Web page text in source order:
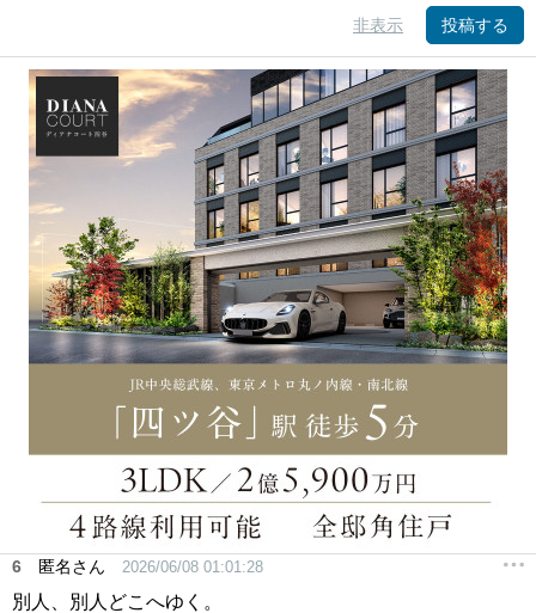
非表示 投稿する
6 匿名さん 2026/06/08 01:01:28
別人、別人どこへゆく。